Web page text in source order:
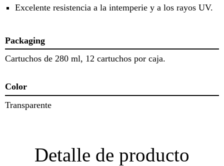
Excelente resistencia a la intemperie y a los rayos UV.
Packaging
Cartuchos de 280 ml, 12 cartuchos por caja.
Color
Transparente
Detalle de producto